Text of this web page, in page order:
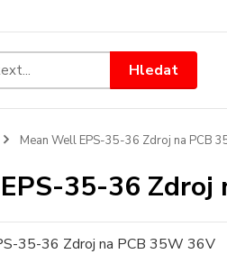
Hledat
Mean Well EPS-35-36 Zdroj na PCB
35-36 Zdroj